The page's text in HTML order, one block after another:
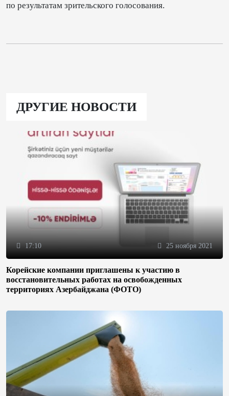
по результатам зрительского голосования.
ДРУГИЕ НОВОСТИ
17:10 25 ноября 2021
Корейские компании приглашены к участию в
восстановительных работах на освобожденных
территориях Азербайджана (ФОТО)